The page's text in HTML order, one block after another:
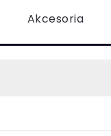
Akcesoria